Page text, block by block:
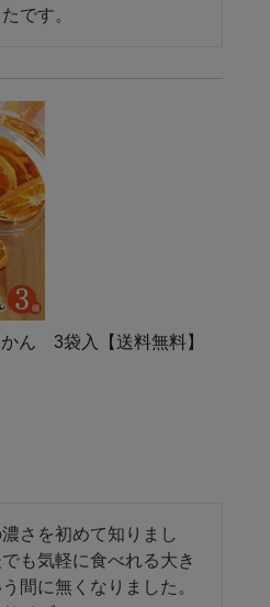
です。
ん 3袋入【送料無料】
さを初めて知りまし
も気軽に食べれる大き
間に無くなりました。